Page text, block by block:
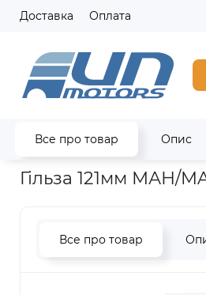
Доставка Оплата
Все про товар Опис
Головна Запчастини MAN D
Гільза 121мм МАН/
Все про товар